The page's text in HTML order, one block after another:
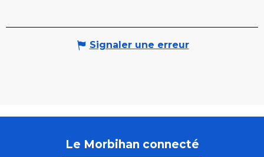
Signaler une erreur
Le Morbihan connecté